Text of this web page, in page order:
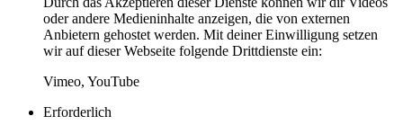
oder andere Medieninhalte anzeigen, die von externen
Anbietern gehostet werden. Mit deiner Einwilligung setzen
wir auf dieser Webseite folgende Drittdienste ein:
Vimeo, YouTube
Erforderlich